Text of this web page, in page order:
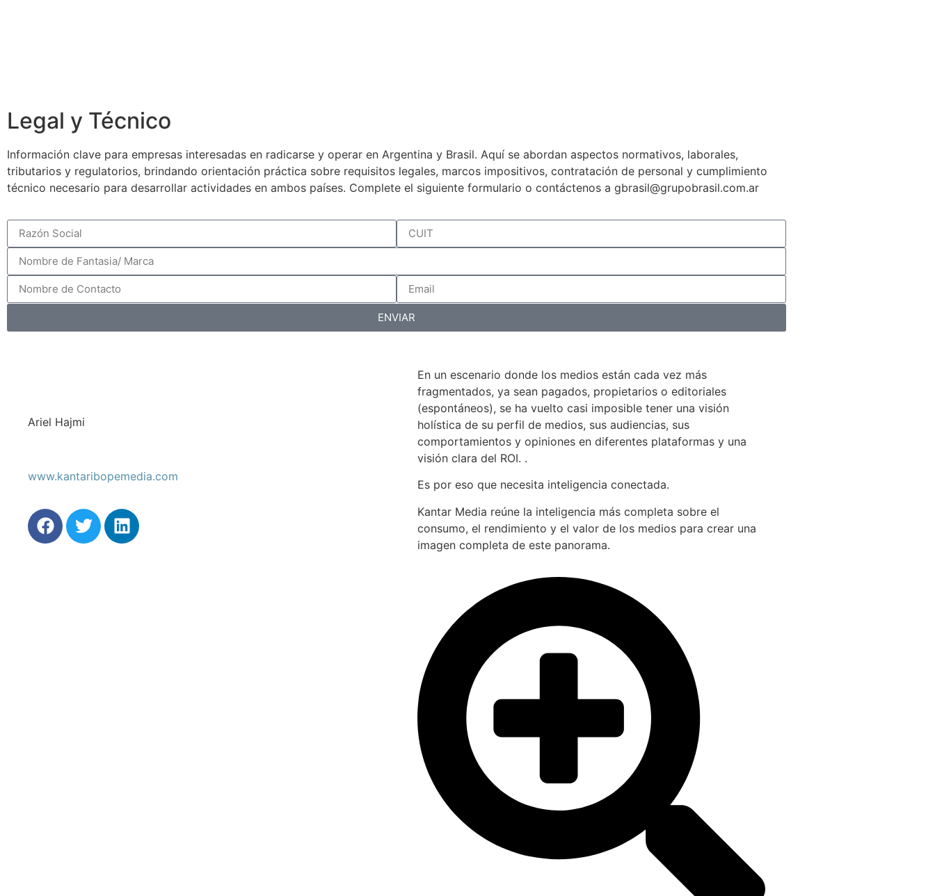
Legal y Técnico
Información clave para empresas interesadas en radicarse y operar en Argentina y Brasil. Aquí se abordan aspectos normativos, laborales,
tributarios y regulatorios, brindando orientación práctica sobre requisitos legales, marcos impositivos, contratación de personal y cumplimiento
técnico necesario para desarrollar actividades en ambos países. Complete el siguiente formulario o contáctenos a gbrasil@grupobrasil.com.ar
ENVIAR
Ariel Hajmi
www.kantaribopemedia.com
En un escenario donde los medios están cada vez más
fragmentados, ya sean pagados, propietarios o editoriales
(espontáneos), se ha vuelto casi imposible tener una visión
holística de su perfil de medios, sus audiencias, sus
comportamientos y opiniones en diferentes plataformas y una
visión clara del ROI. .
Es por eso que necesita inteligencia conectada.
Kantar Media reúne la inteligencia más completa sobre el
consumo, el rendimiento y el valor de los medios para crear una
imagen completa de este panorama.